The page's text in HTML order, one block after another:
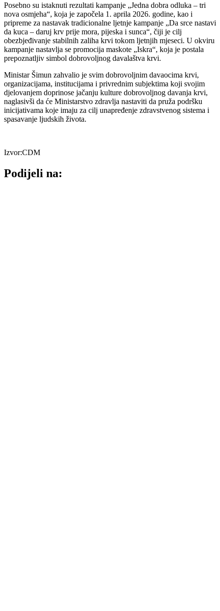
Posebno su istaknuti rezultati kampanje „Jedna dobra odluka – tri
nova osmjeha“, koja je započela 1. aprila 2026. godine, kao i
pripreme za nastavak tradicionalne ljetnje kampanje „Da srce nastavi
da kuca – daruj krv prije mora, pijeska i sunca“, čiji je cilj
obezbjeđivanje stabilnih zaliha krvi tokom ljetnjih mjeseci. U okviru
kampanje nastavlja se promocija maskote „Iskra“, koja je postala
prepoznatljiv simbol dobrovoljnog davalaštva krvi.
Ministar Šimun zahvalio je svim dobrovoljnim davaocima krvi,
organizacijama, institucijama i privrednim subjektima koji svojim
djelovanjem doprinose jačanju kulture dobrovoljnog davanja krvi,
naglasivši da će Ministarstvo zdravlja nastaviti da pruža podršku
inicijativama koje imaju za cilj unapređenje zdravstvenog sistema i
spasavanje ljudskih života.
Izvor:CDM
Podijeli na: